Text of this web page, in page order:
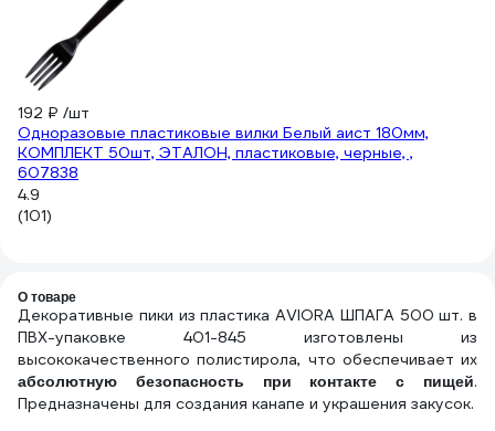
192 ₽ /шт
Одноразовые пластиковые вилки Белый аист 180мм,
КОМПЛЕКТ 50шт, ЭТАЛОН, пластиковые, черные, ,
607838
4.9
(101)
О товаре
Декоративные пики из пластика AVIORA ШПАГА 500 шт. в
ПВХ-упаковке 401-845 изготовлены из
высококачественного полистирола, что обеспечивает их
абсолютную безопасность при контакте с пищей.
Предназначены для создания канапе и украшения закусок.